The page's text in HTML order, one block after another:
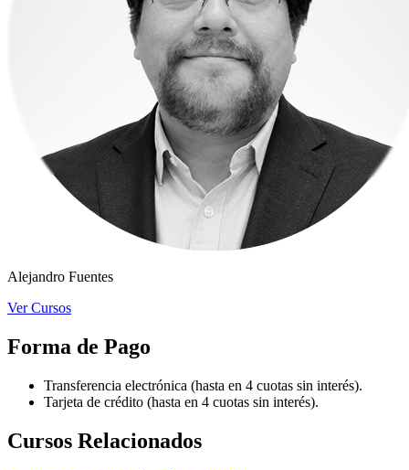
Alejandro Fuentes
Ver Cursos
Forma de Pago
Transferencia electrónica (hasta en 4 cuotas sin interés).
Tarjeta de crédito (hasta en 4 cuotas sin interés).
Cursos Relacionados